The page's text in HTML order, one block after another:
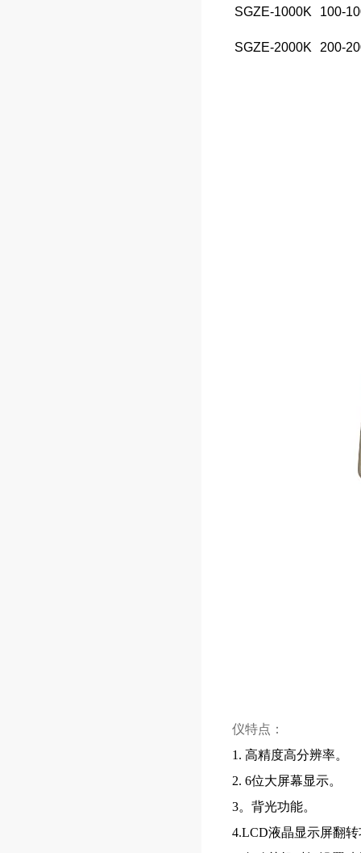
SGZE-1000K
100-
SGZE-2000K 200-
仪特点：
1. 高精度高分辨率。
2. 6位大屏幕显示。
3。背光功能。
4.LCD液晶显示屏翻